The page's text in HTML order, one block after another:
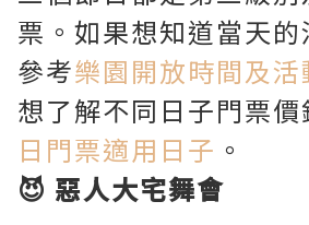
票。如果想知道當天
參考樂園開放時間及活
想了解不同日子門票
日門票適用日子 。
😈 惡人大宅舞會